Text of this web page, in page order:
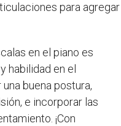
para agregar
en el piano es
habilidad en el
buena postura,
e incorporar las
¡Con